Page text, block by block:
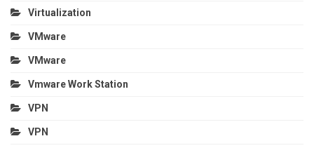
Virtualization
VMware
VMware
Vmware Work Station
VPN
VPN